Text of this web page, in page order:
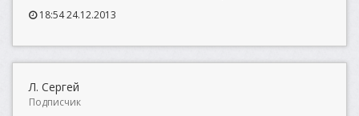
18:54 24.12.2013
Л. Сергей
Подписчик